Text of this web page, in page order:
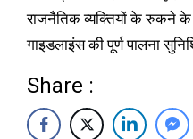
राजनैतिक व्यक्तियों के रुकने के
गाइडलाइंस की पूर्ण पालना
Share :